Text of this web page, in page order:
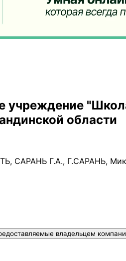
учреждение
области
САРАНЬ Г.А., Г.САРАНЬ,
владельцем